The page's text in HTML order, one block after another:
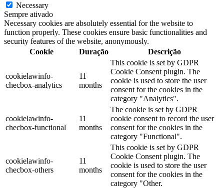
Necessary
Sempre ativado
Necessary cookies are absolutely essential for the website to
function properly. These cookies ensure basic functionalities and
security features of the website, anonymously.
Cookie
Duração Descrição
cookielawinfo-
checbox-analytics
11
months
This cookie is set by GDPR
Cookie Consent plugin. The
cookie is used to store the user
consent for the cookies in the
category "Analytics".
cookielawinfo-
checbox-functional
11
months
The cookie is set by GDPR
cookie consent to record the user
consent for the cookies in the
category "Functional".
cookielawinfo-
checbox-others
11
months
This cookie is set by GDPR
Cookie Consent plugin. The
cookie is used to store the user
consent for the cookies in the
category "Other.